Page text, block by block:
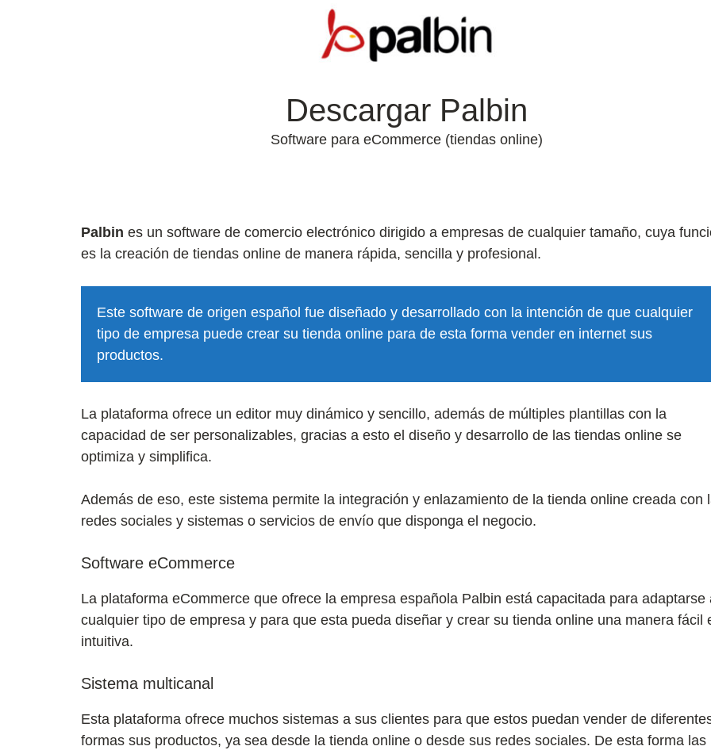
Descargar Palbin
Software para eCommerce (tiendas online)
Palbin es un software de comercio electrónico dirigido a empresas de cualquier tamaño, cuya
es la creación de tiendas online de manera rápida, sencilla y profesional.
Este software de origen español fue diseñado y desarrollado con la intención de que cualquier
tipo de empresa puede crear su tienda online para de esta forma vender en internet sus
productos.
La plataforma ofrece un editor muy dinámico y sencillo, además de múltiples plantillas con la
capacidad de ser personalizables, gracias a esto el diseño y desarrollo de las tiendas online se
optimiza y simplifica.
Además de eso, este sistema permite la integración y enlazamiento de la tienda online creada con
redes sociales y sistemas o servicios de envío que disponga el negocio.
Software eCommerce
La plataforma eCommerce que ofrece la empresa española Palbin está capacitada para adaptarse
cualquier tipo de empresa y para que esta pueda diseñar y crear su tienda online una manera fácil
intuitiva.
Sistema multicanal
Esta plataforma ofrece muchos sistemas a sus clientes para que estos puedan vender de
formas sus productos, ya sea desde la tienda online o desde sus redes sociales. De esta forma las